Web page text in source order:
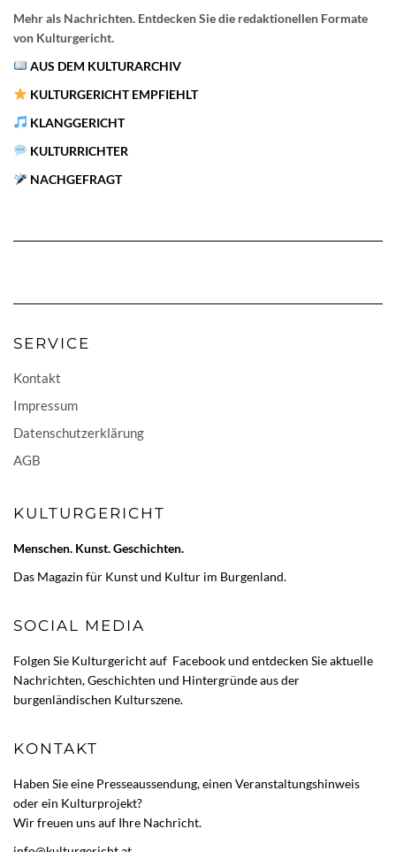
Mehr als Nachrichten. Entdecken Sie die redaktionellen Formate
von Kulturgericht.
AUS DEM KULTURARCHIV
KULTURGERICHT EMPFIEHLT
KLANGGERICHT
KULTURRICHTER
NACHGEFRAGT
SERVICE
Kontakt
Impressum
Datenschutzerklärung
AGB
KULTURGERICHT
Menschen. Kunst. Geschichten.
Das Magazin für Kunst und Kultur im Burgenland.
SOCIAL MEDIA
Folgen Sie Kulturgericht auf Facebookund entdecken Sie aktuelle
Nachrichten, Geschichten und Hintergründe aus der
burgenländischen Kulturszene.
KONTAKT
Haben Sie eine Presseaussendung, einen Veranstaltungshinweis
oder ein Kulturprojekt?
Wir freuen uns auf Ihre Nachricht.